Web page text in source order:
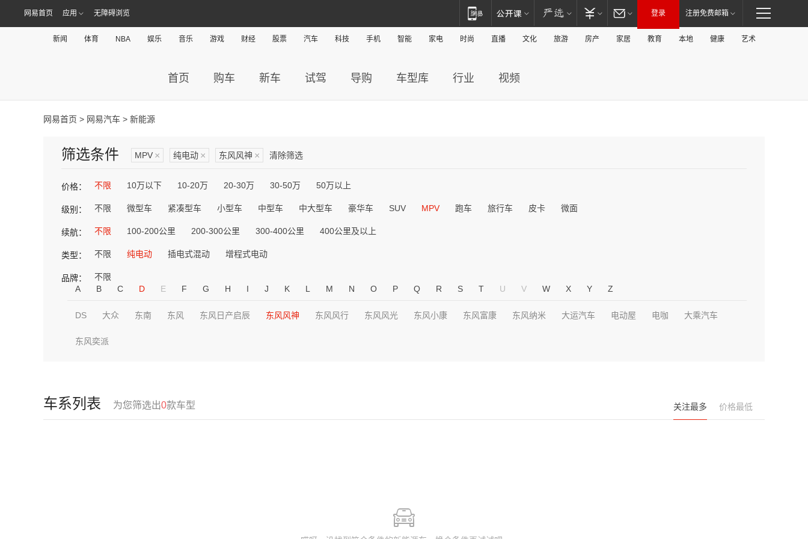
网易首页 应用 无障碍浏览 登录 注册免费邮箱
新闻 体育 NBA 娱乐 音乐 游戏 财经 股票 汽车 科技 手机 智能 家电 时尚 直播 文化 旅游 房产 家居 教育 本地 健康 艺术
首页 购车 新车 试驾 导购 车型库 行业 视频
网易首页 > 网易汽车 > 新能源
筛选条件 MPV × 纯电动 × 东风风神 × 清除筛选
价格： 不限 10万以下 10-20万 20-30万 30-50万 50万以上
级别： 不限 微型车 紧凑型车 小型车 中型车 中大型车 豪华车 SUV MPV 跑车 旅行车 皮卡 微面
续航： 不限 100-200公里 200-300公里 300-400公里 400公里及以上
类型： 不限 纯电动 插电式混动 增程式电动
品牌：
不限
A
B C D E F G H I J K L M N O P Q R S T U V W X Y Z
DS 大众 东南 东风 东风日产启辰 东风风神 东风风行 东风风光 东风小康 东风富康 东风纳米 大运汽车 电动屋 电咖 大乘汽车
东风奕派
车系列表 为您筛选出0款车型 关注最多 价格最低